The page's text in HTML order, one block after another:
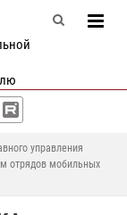
управления
отрядов мобильных